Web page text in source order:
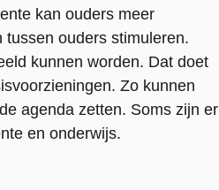
kan ouders meer
ouders stimuleren.
kunnen worden. Dat doet
Zo kunnen
agenda zetten. Soms zijn er
en onderwijs.